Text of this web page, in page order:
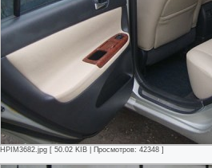
HPIM3682.jpg [ 50.02 KIB | Просмотров: 42348 ]